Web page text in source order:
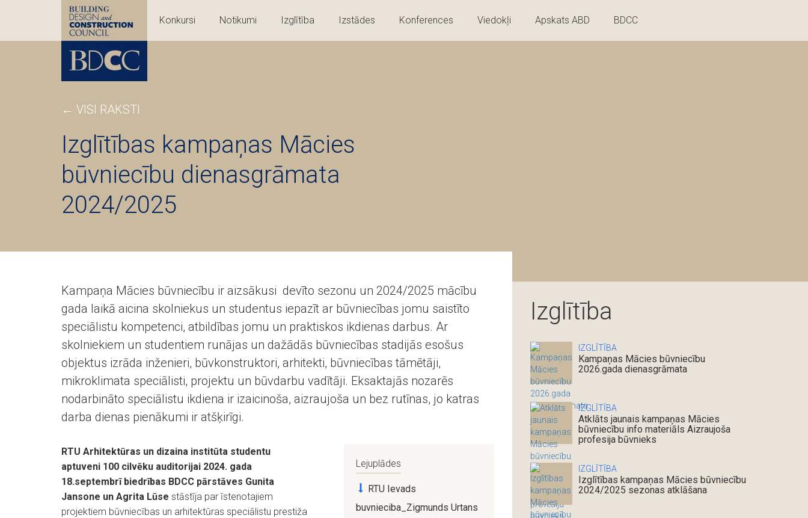
Konkursi Notikumi Izglītība Izstādes Konferences Viedokļi Apskats ABD BDCC
← VISI RAKSTI
Izglītības kampaņas Mācies
būvniecību dienasgrāmata
2024/2025
Kampaņa Mācies būvniecību ir aizsākusi devīto sezonu un 2024/2025 mācību
gada laikā aicina skolniekus un studentus iepazīt ar būvniecības jomu saistīto
speciālistu kompetenci, atbildības jomu un praktiskos ikdienas darbus. Ar
skolniekiem un studentiem runājas un dažādās būvniecības stadijās esošus
objektus izrāda inženieri, būvkonstruktori, arhitekti, būvniecības tāmētāji,
mikroklimata speciālisti, projektu un būvdarbu vadītāji. Eksaktajās nozarēs
nodarbināto speciālistu ikdiena ir izaicinoša, aizraujoša un bez rutīnas, jo katras
darba dienas pienākumi ir atšķirīgi.
Lejuplādes
RTU Ievads
buvnieciba_Zigmunds Urtans
RTU Arhitektūras un dizaina institūta studentu
aptuveni 100 cilvēku auditorijai 2024. gada
18.septembrī biedrības BDCC pārstāves Gunita
Jansone un Agrita Lūse stāstīja par īstenotajiem
projektiem būvniecības un arhitektūras speciālistu prestiža
Izglītība
IZGLĪTĪBA
Kampaņas Mācies būvniecību
2026.gada dienasgrāmata
IZGLĪTĪBA
Atklāts jaunais kampaņas Mācies
būvniecību info materiāls Aizraujoša
profesija būvnieks
IZGLĪTĪBA
Izglītības kampaņas Mācies būvniecību
2024/2025 sezonas atklāšana